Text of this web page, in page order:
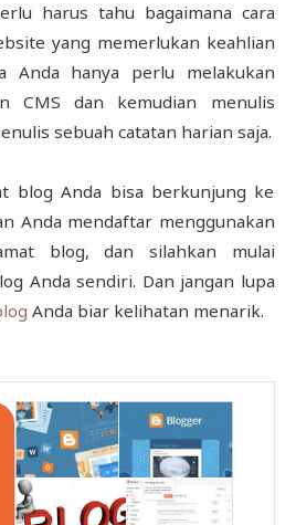
harus tahu bagaimana cara
yang memerlukan keahlian
Anda hanya perlu melakukan
CMS dan kemudian menulis
sebuah catatan harian saja.
blog Anda bisa berkunjung ke
Anda mendaftar menggunakan
blog, dan silahkan mulai
Anda sendiri. Dan jangan lupa
Anda biar kelihatan menarik.